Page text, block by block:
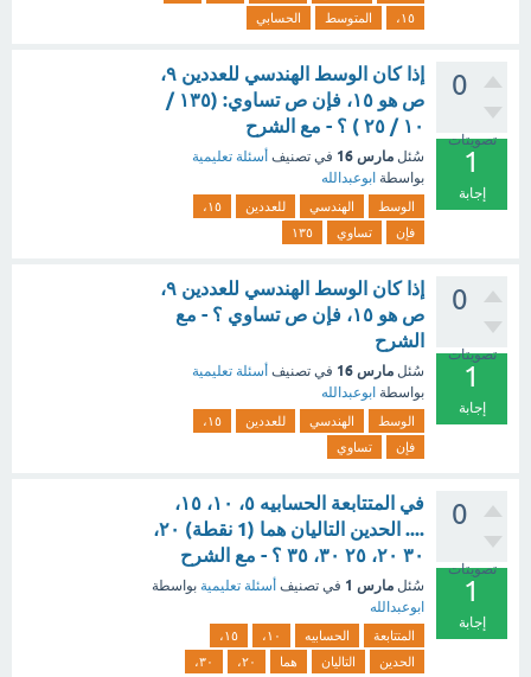
١٥،
المتوسط الحسابي
0
تصويتات
1
إجابة
إذا كان الوسط الهندسي للعددين ٩،
ص هو ١٥، فإن ص تساوي: (١٣٥ /
١٠ / ٢٥ ) ؟ - مع الشرح
سُئل مارس 16 في تصنيف أسئلة تعليمية
بواسطة ابوعبدالله
الوسط الهندسي للعددين
١٥،
فإن
تساوي ١٣٥
0
تصويتات
1
إجابة
إذا كان الوسط الهندسي للعددين ٩،
ص هو ١٥، فإن ص تساوي ؟ - مع
الشرح
سُئل مارس 16 في تصنيف أسئلة تعليمية
بواسطة ابوعبدالله
الوسط الهندسي للعددين
١٥،
فإن
تساوي
0
تصويتات
1
إجابة
في المتتابعة الحسابيه ٥، ١٠، ١٥،
.... الحدين التاليان هما (1 نقطة) ٢٠،
٣٠ ٢٠، ٢٥ ٣٠، ٣٥ ؟ - مع الشرح
سُئل مارس 1 في تصنيف أسئلة تعليمية بواسطة
ابوعبدالله
المتتابعة الحسابيه ١٠،
١٥،
الحدين
التاليان هما ٢٠، ٣٠،